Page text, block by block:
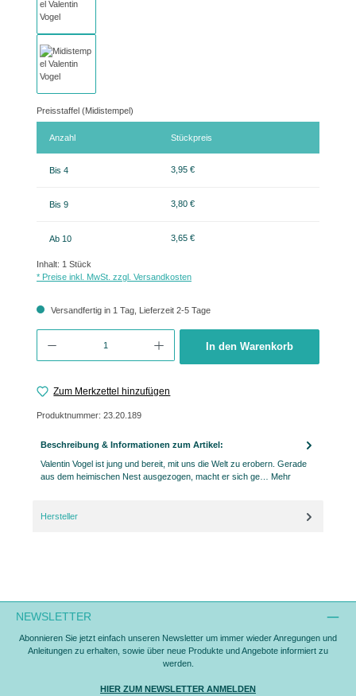
Preisstaffel (Midistempel)
Anzahl Stückpreis
Bis 4 3,95 €
Bis 9 3,80 €
Ab 10 3,65 €
Inhalt: 1 Stück
* Preise inkl. MwSt. zzgl. Versandkosten
Versandfertig in 1 Tag, Lieferzeit 2-5 Tage
In den Warenkorb
Zum Merkzettel hinzufügen
Produktnummer: 23.20.189
Beschreibung & Informationen zum Artikel:
Valentin Vogel ist jung und bereit, mit uns die Welt zu erobern. Gerade
aus dem heimischen Nest ausgezogen, macht er sich ge… Mehr
Hersteller
NEWSLETTER
Abonnieren Sie jetzt einfach unseren Newsletter um immer wieder Anregungen und
Anleitungen zu erhalten, sowie über neue Produkte und Angebote informiert zu
werden.
HIER ZUM NEWSLETTER ANMELDEN